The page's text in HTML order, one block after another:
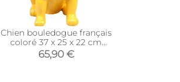
Chien bouledogue français
coloré 37 x 25 x 22 cm
(Jaune)
65,90 €